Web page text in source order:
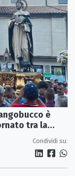
è
tra la
Condividi su: